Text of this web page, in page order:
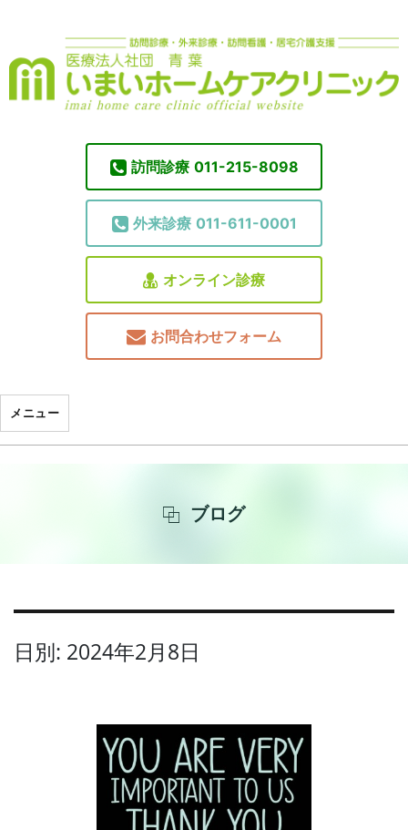
訪問診療 011-215-8098
外来診療 011-611-0001
オンライン診療
お問合わせフォーム
メニュー
ブログ
日別: 2024年2月8日